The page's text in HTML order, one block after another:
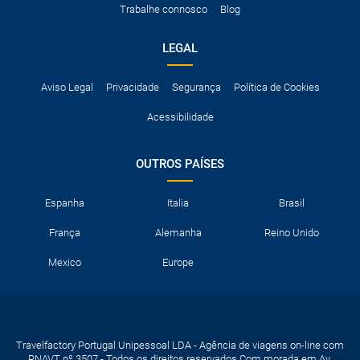
Trabalhe connosco Blog
LEGAL
Aviso Legal Privacidade Segurança Política de Cookies
Acessibilidade
OUTROS PAÍSES
Espanha Italia Brasil
França Alemanha Reino Unido
Mexico Europe
Travelfactory Portugal Unipessoal LDA - Agência de viagens on-line com